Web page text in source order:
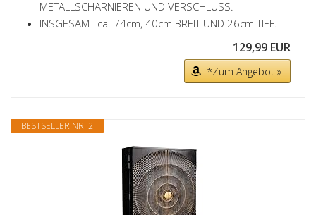
METALLSCHARNIEREN UND VERSCHLUSS.
INSGESAMT ca. 74cm, 40cm BREIT UND 26cm TIEF.
129,99 EUR
*Zum Angebot »
BESTSELLER NR. 2